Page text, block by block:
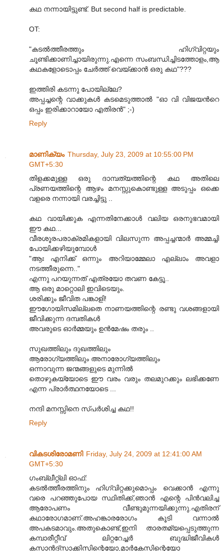
കഥ നന്നായിട്ടുണ്ട്. But second half is predictable.
OT:
"കടൽത്തീരത്തും ഹിഗ്വിറ്റയും
ചൂണ്ടിക്കാണിച്ചായിരുന്നു.എന്നെ സംബന്ധിച്ചിടത്തോളം,ആ
കഥകളോടൊപ്പം ചേർത്ത് വെയ്ക്കാൻ ഒരു കഥ"???
ഇത്തിരി കടന്നു പോയില്ലേ?
അപ്പച്ചന്റെ വാക്കുകള്‍ കടമെടുത്താല്‍ "ഓ വി വിജയന്‍റെ
ഒപ്പം ഇരിക്കാറായോ എതിരന്‍" ;-)
Reply
മാണിക്യം Thursday, July 23, 2009 at 10:55:00 PM
GMT+5:30
തിളക്കമുള്ള ഒരു ദാമ്പത്യത്തിന്റെ കഥ അതിലെ
പ്രണയത്തിന്റെ ആഴം മനസ്സുകൊണ്ടുള്ള അടുപ്പം ഒക്കെ
വളരെ നന്നായി വരച്ചിട്ടു ..
കഥ വായിക്കുക എന്നതിനേക്കാള്‍ വലിയ ഒരനുഭവമായി
ഈ കഥ...
വീരശൂരപരാക്രമികളായി വിലസുന്ന അപ്പച്ചന്മാര്‍ അമ്മച്ചി
പോയിക്കഴിയുമ്പോള്‍
"ആഃ എനിക്ക് ഒന്നും അറിയാമ്മേലാ എല്ലാം അവളാ
നടത്തീരുന്നെ.."
എന്നു പറയുന്നത് എത്രയോ തവണ കേട്ടൂ..
ആ ഒരു മാറ്റൊലി ഇവിടെയും.
ശരിക്കും ജീവിത പങ്കാളി!
ഈഗോയിസമില്ലതെ നാണയത്തിന്റെ രണ്ടു വശങ്ങളായി
ജീവിക്കുന്ന ദമ്പതികള്‍
അവരുടെ ഓര്‍മ്മയും ഉന്‍മേഷം തരും ..
സുഖത്തിലും ദുഖത്തിലും
ആരോഗ്യത്തിലും അനാരോഗ്യത്തിലും
ഒന്നാവുന്ന ജന്മങ്ങളുടെ മുന്നില്‍
തൊഴുകയ്യോടെ ഈ വരം വരും തലമുറക്കും ലഭിക്കണേ
എന്ന പ്രാര്‍ത്ഥനയോടെ ...
നന്ദി മനസ്സിനെ സ്പര്‍ശിച്ച കഥ!!
Reply
വികടശിരോമണി Friday, July 24, 2009 at 12:41:00 AM
GMT+5:30
ഗംബ്ലീറ്റ്ലി ഓഫ്:
കടൽത്തീരത്തിനും ഹിഗ്വിറ്റക്കുമൊപ്പം വെക്കാൻ എന്നു
വരെ പറഞ്ഞുപോയ സ്ഥിതിക്ക്,ഞാൻ എന്റെ പിൻ‌വലിച്ച
ആരോപണം വീണ്ടുമുന്നയിക്കുന്നു.എതിരന്
കഥാരോഗമാണ്.അഹങ്കാരരോഗം കൂടി വന്നാൽ
അപകടമാവും.അതുകൊണ്ട്,ഇനി താരത‌മ്യപ്പെടുത്തുന്ന
കമ്പാരീറ്റീവ് ലിറ്ററേച്ചർ ബുദ്ധിജീവികൾ
കസാൻ‌ദ്സാക്കിസിന്റെയോ,മാർകേസിന്റെയോ